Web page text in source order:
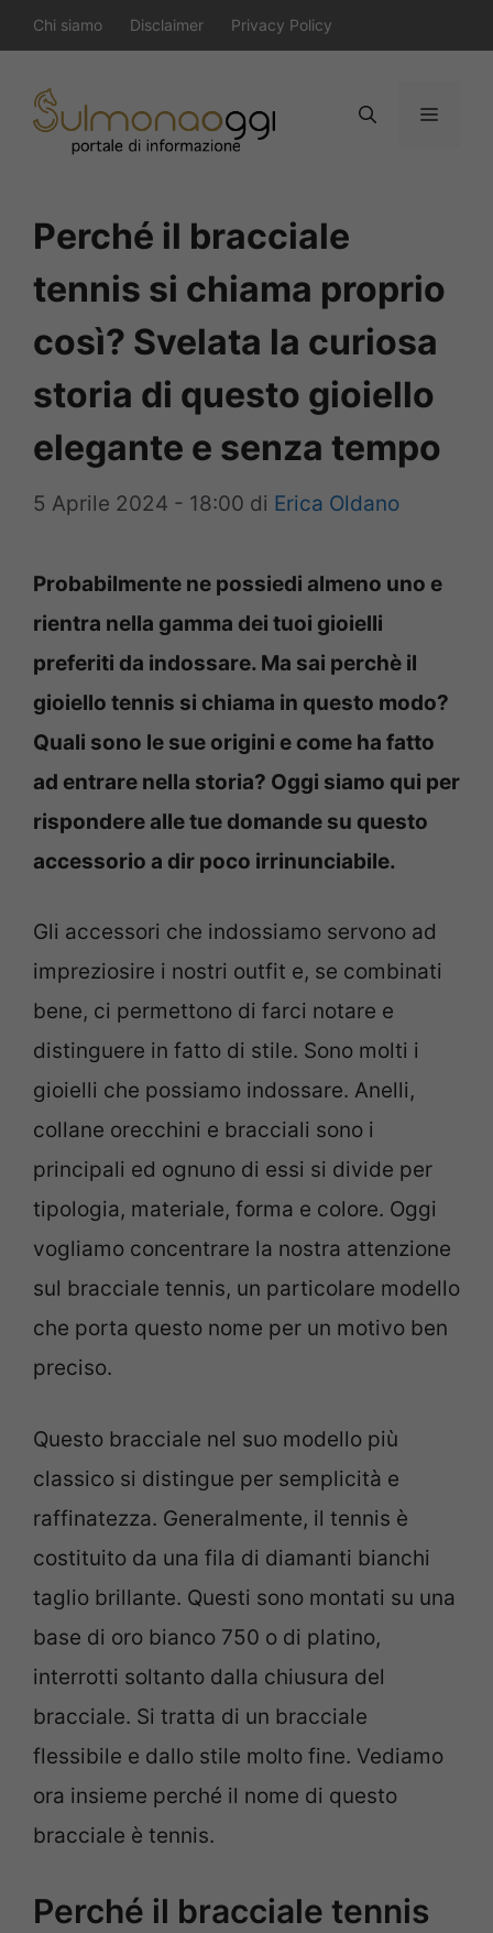
al
contenuto
Chi siamo Disclaimer Privacy Policy
Menu
Perché il bracciale
tennis si chiama proprio
così? Svelata la curiosa
storia di questo gioiello
elegante e senza tempo
5 Aprile 2024 - 18:00 di Erica Oldano
Probabilmente ne possiedi almeno uno e
rientra nella gamma dei tuoi gioielli
preferiti da indossare. Ma sai perchè il
gioiello tennis si chiama in questo modo?
Quali sono le sue origini e come ha fatto
ad entrare nella storia? Oggi siamo qui per
rispondere alle tue domande su questo
accessorio a dir poco irrinunciabile.
Gli accessori che indossiamo servono ad
impreziosire i nostri outfit e, se combinati
bene, ci permettono di farci notare e
distinguere in fatto di stile. Sono molti i
gioielli che possiamo indossare. Anelli,
collane orecchini e bracciali sono i
principali ed ognuno di essi si divide per
tipologia, materiale, forma e colore. Oggi
vogliamo concentrare la nostra attenzione
sul bracciale tennis, un particolare modello
che porta questo nome per un motivo ben
preciso.
Questo bracciale nel suo modello più
classico si distingue per semplicità e
raffinatezza. Generalmente, il tennis è
costituito da una fila di diamanti bianchi
taglio brillante. Questi sono montati su una
base di oro bianco 750 o di platino,
interrotti soltanto dalla chiusura del
bracciale. Si tratta di un bracciale
flessibile e dallo stile molto fine. Vediamo
ora insieme perché il nome di questo
bracciale è tennis.
Perché il bracciale tennis